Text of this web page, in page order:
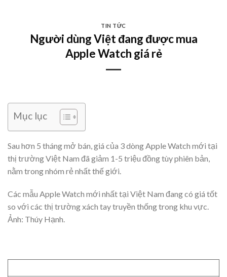
TIN TỨC
Người dùng Việt đang được mua
Apple Watch giá rẻ
Mục lục
Sau hơn 5 tháng mở bán, giá của 3 dòng Apple Watch mới tại
thị trường Việt Nam đã giảm 1-5 triệu đồng tùy phiên bản,
nằm trong nhóm rẻ nhất thế giới.
Các mẫu Apple Watch mới nhất tại Việt Nam đang có giá tốt
so với các thị trường xách tay truyền thống trong khu vực.
Ảnh: Thúy Hạnh.